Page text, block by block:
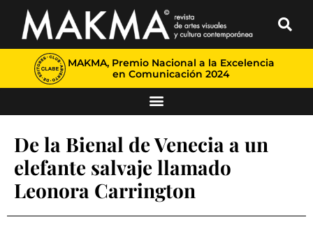
MAKMA, Premio Nacional a la Excelencia
en Comunicación 2024
De la Bienal de Venecia a un
elefante salvaje llamado
Leonora Carrington